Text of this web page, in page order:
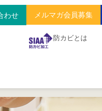
わせ メルマガ会員募集
防カビとは